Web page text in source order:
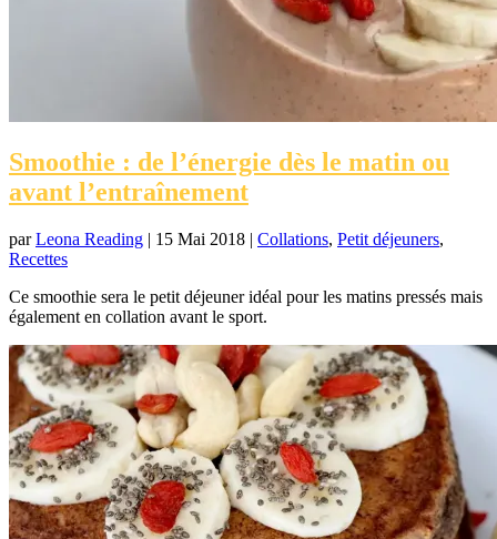
Smoothie : de l’énergie dès le matin ou
avant l’entraînement
parLeona Reading | 15 Mai 2018 | Collations, Petit déjeuners,
Recettes
Ce smoothie sera le petit déjeuner idéal pour les matins pressés mais
également en collation avant le sport.